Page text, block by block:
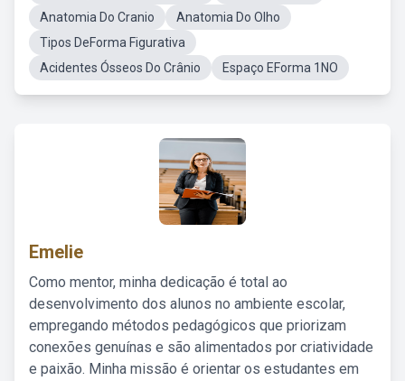
Anatomia Do Cranio
Anatomia Do Olho
Tipos DeForma Figurativa
Acidentes Ósseos Do Crânio
Espaço EForma 1NO
Emelie
Como mentor, minha dedicação é total ao
desenvolvimento dos alunos no ambiente escolar,
empregando métodos pedagógicos que priorizam
conexões genuínas e são alimentados por criatividade
e paixão. Minha missão é orientar os estudantes em